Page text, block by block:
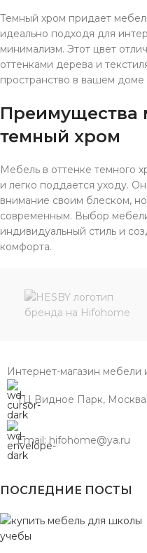
Темный хром придает
идеально подходя для
минимализм. Этот цвет
оттенками дерева и
пространство в вашем
Преимущества
темный хром
Мебель в оттенке темного
и легко поддается уходу.
внимание своим блеском,
современным. Выбор
индивидуальный стиль и
комфорта.
Интернет-магазин мебели
ТЦ Видное Парк, Москва
Email: hifohome@ya.ru
ПОСЛЕДНИЕ ПОСТЫ